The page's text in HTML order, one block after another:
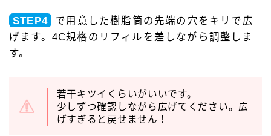
STEP4
で用意した樹脂筒の先端の穴をキリで広
げます。4C規格のリフィルを差しながら調整しま
す。
若干キツイくらいがいいです。
少しずつ確認しながら広げてください。広
げすぎると戻せません！